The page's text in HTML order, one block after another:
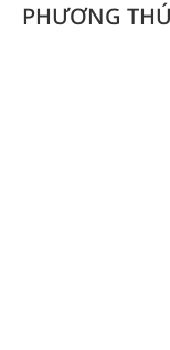
PHƯƠNG